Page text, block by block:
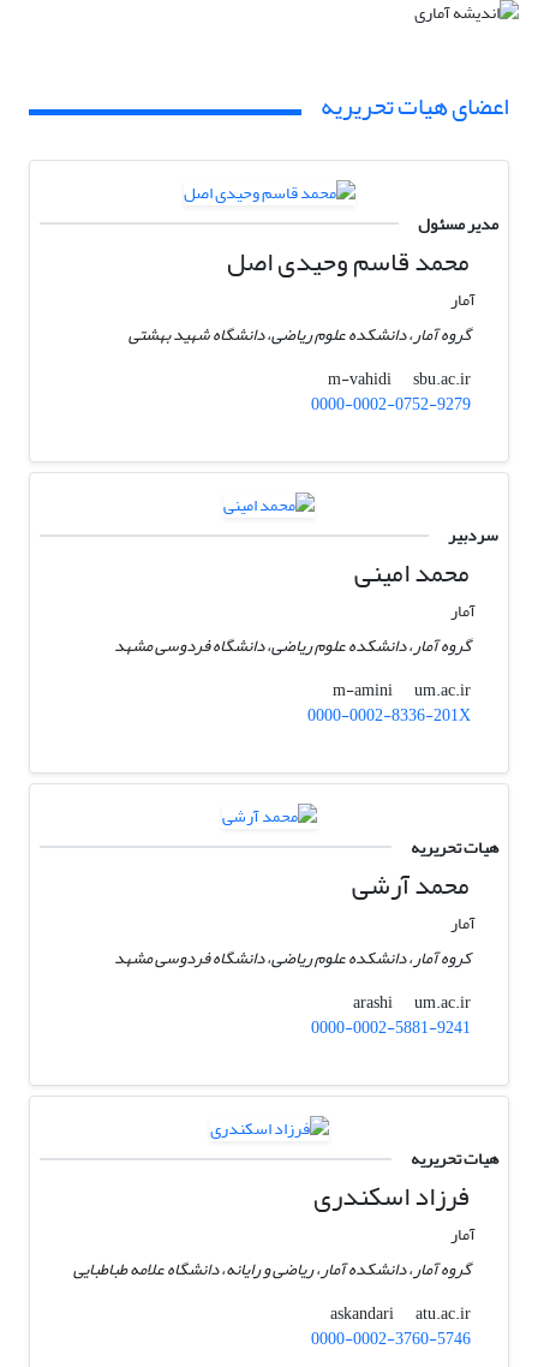
اعضای هیات تحریریه
مدیر مسئول
محمد قاسم وحیدی اصل
آمار
گروه آمار، دانشکده علوم ریاضی، دانشگاه شهید بهشتی
m-vahidi
sbu.ac.ir
0000-0002-0752-9279
سردبیر
محمد امینی
آمار
گروه آمار، دانشکده علوم ریاضی، دانشگاه فردوسی مشهد
m-amini
um.ac.ir
0000-0002-8336-201X
هیات تحریریه
محمد آرشی
آمار
کروه آمار، دانشکده علوم ریاضی، دانشگاه فردوسی مشهد
arashi
um.ac.ir
0000-0002-5881-9241
هیات تحریریه
فرزاد اسکندری
آمار
گروه آمار، دانشکده آمار، ریاضی و رایانه، دانشگاه علامه طباطبایی
askandari
atu.ac.ir
0000-0002-3760-5746